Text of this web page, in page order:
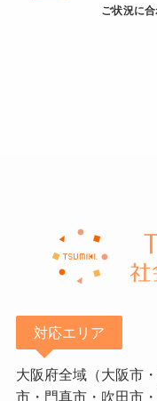
ご状況に
対応エリア
大阪府全域（大阪市
市・門真市・吹田市